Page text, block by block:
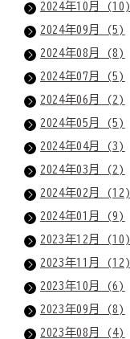
2024年10月 (10)
2024年09月 (5)
2024年08月 (8)
2024年07月 (5)
2024年06月 (2)
2024年05月 (5)
2024年04月 (3)
2024年03月 (2)
2024年02月 (12)
2024年01月 (9)
2023年12月 (10)
2023年11月 (12)
2023年10月 (6)
2023年09月 (8)
2023年08月 (4)